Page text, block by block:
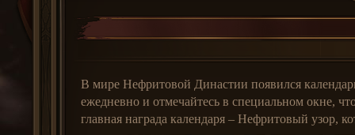
В мире Нефритовой Династии появился
ежедневно и отмечайтесь в специальном окне,
главная награда календаря – Нефритовый узор,